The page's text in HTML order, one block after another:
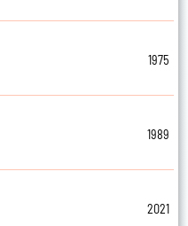
1975
1989
2021